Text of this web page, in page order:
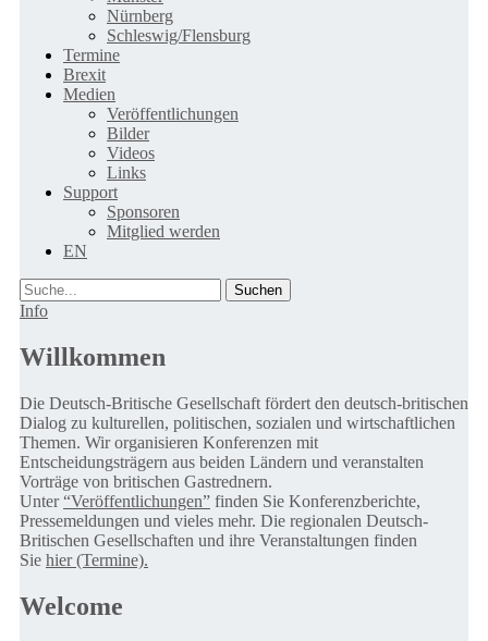
Nürnberg
Schleswig/Flensburg
Termine
Brexit
Medien
Veröffentlichungen
Bilder
Videos
Links
Support
Sponsoren
Mitglied werden
EN
Suche
Info
Willkommen
Die Deutsch-Britische Gesellschaft fördert den deutsch-britischen
Dialog zu kulturellen, politischen, sozialen und wirtschaftlichen
Themen. Wir organisieren Konferenzen mit
Entscheidungsträgern aus beiden Ländern und veranstalten
Vorträge von britischen Gastrednern.
Unter“Veröffentlichungen” finden Sie Konferenzberichte,
Pressemeldungen und vieles mehr. Die regionalen Deutsch-
Britischen Gesellschaften und ihre Veranstaltungen finden
Sie hier (Termine).
Welcome